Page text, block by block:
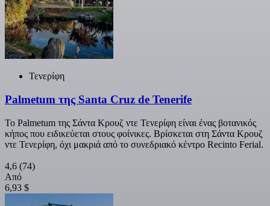
Τενερίφη
Palmetum της Santa Cruz de Tenerife
Το Palmetum της Σάντα Κρουζ ντε Τενερίφη είναι ένας βοτανικός
κήπος που ειδικεύεται στους φοίνικες. Βρίσκεται στη Σάντα Κρουζ
ντε Τενερίφη, όχι μακριά από το συνεδριακό κέντρο Recinto Ferial.
4,6 (74)
Από
6,93 $